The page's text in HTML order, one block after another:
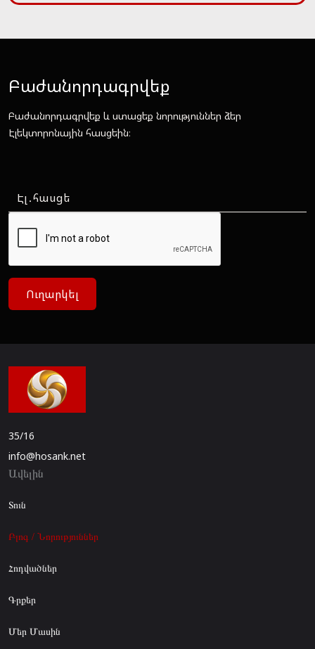
Բաժանորդագրվեք
Բաժանորդագրվեք և ստացեք նորություններ ձեր
Էլեկտորոնային հասցեին։
Ուղարկել
35/16
info@hosank.net
Ավելին
Տուն
Բլոգ / Նորություններ
Հոդվածներ
Գրքեր
Մեր Մասին